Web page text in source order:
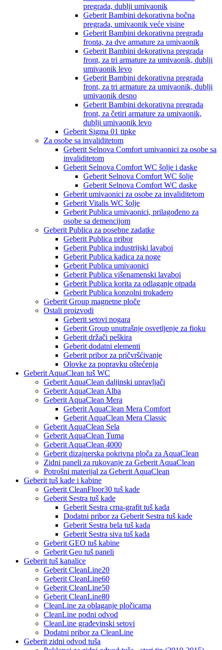
pregrada, dublji umivaonik
Geberit Bambini dekorativna bočna
pregrada, umivaonik veće visine
Geberit Bambini dekorativna pregrada
fronta, za dve armature za umivaonik
Geberit Bambini dekorativna pregrada
front, za tri armature za umivaonik, dublji
umivaonik levo
Geberit Bambini dekorativna pregrada
front, za tri armature za umivaonik, dublji
umivaonik desno
Geberit Bambini dekorativna pregrada
front, za četiri armature za umivaonik,
dublji umivaonik levo
Geberit Sigma 01 tipke
Za osobe sa invaliditetom
Geberit Selnova Comfort umivaonici za osobe sa
invaliditetom
Geberit Selnova Comfort WC šolje i daske
Geberit Selnova Comfort WC šolje
Geberit Selnova Comfort WC daske
Geberit umivaonici za osobe za invaliditetom
Geberit Vitalis WC šolje
Geberit Publica umivaonici, prilagođeno za
osobe sa demencijom
Geberit Publica za posebne zadatke
Geberit Publica pribor
Geberit Publica industrijski lavaboi
Geberit Publica kadica za noge
Geberit Publica umivaonici
Geberit Publica višenamenski lavaboi
Geberit Publica korita za odlaganje otpada
Geberit Publica konzolni trokadero
Geberit Group magnetne ploče
Ostali proizvodi
Geberit setovi nogara
Geberit Group unutrašnje osvetljenje za fioku
Geberit držači peškira
Geberit dodatni elementi
Geberit pribor za pričvršćivanje
Olovke za popravku oštećenja
Geberit AquaClean tuš WC
Geberit AquaClean daljinski upravljači
Geberit AquaClean Alba
Geberit AquaClean Mera
Geberit AquaClean Mera Comfort
Geberit AquaClean Mera Classic
Geberit AquaClean Sela
Geberit AquaClean Tuma
Geberit AquaClean 4000
Geberit dizajnerska pokrivna ploča za AquaClean
Zidni paneli za rukovanje za Geberit AquaClean
Potrošni materijal za Geberit AquaClean
Geberit tuš kade i kabine
Geberit CleanFloor30 tuš kade
Geberit Sestra tuš kade
Geberit Sestra crna-grafit tuš kada
Dodatni pribor za Geberit Sestra tuš kade
Geberit Sestra bela tuš kada
Geberit Sestra siva tuš kada
Geberit GEO tuš kabine
Geberit Geo tuš paneli
Geberit tuš kanalice
Geberit CleanLine20
Geberit CleanLine60
Geberit CleanLine50
Geberit CleanLine80
CleanLine za oblaganje pločicama
CleanLine podni odvod
CleanLine građevinski setovi
Dodatni pribor za CleanLine
Geberit zidni odvod tuša